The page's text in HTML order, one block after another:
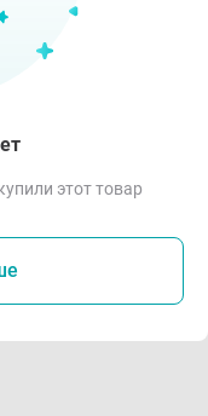
этот товар